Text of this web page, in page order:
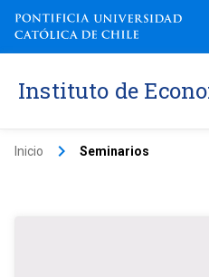
Instituto de
Inicio keyboard_arrow_right Seminarios